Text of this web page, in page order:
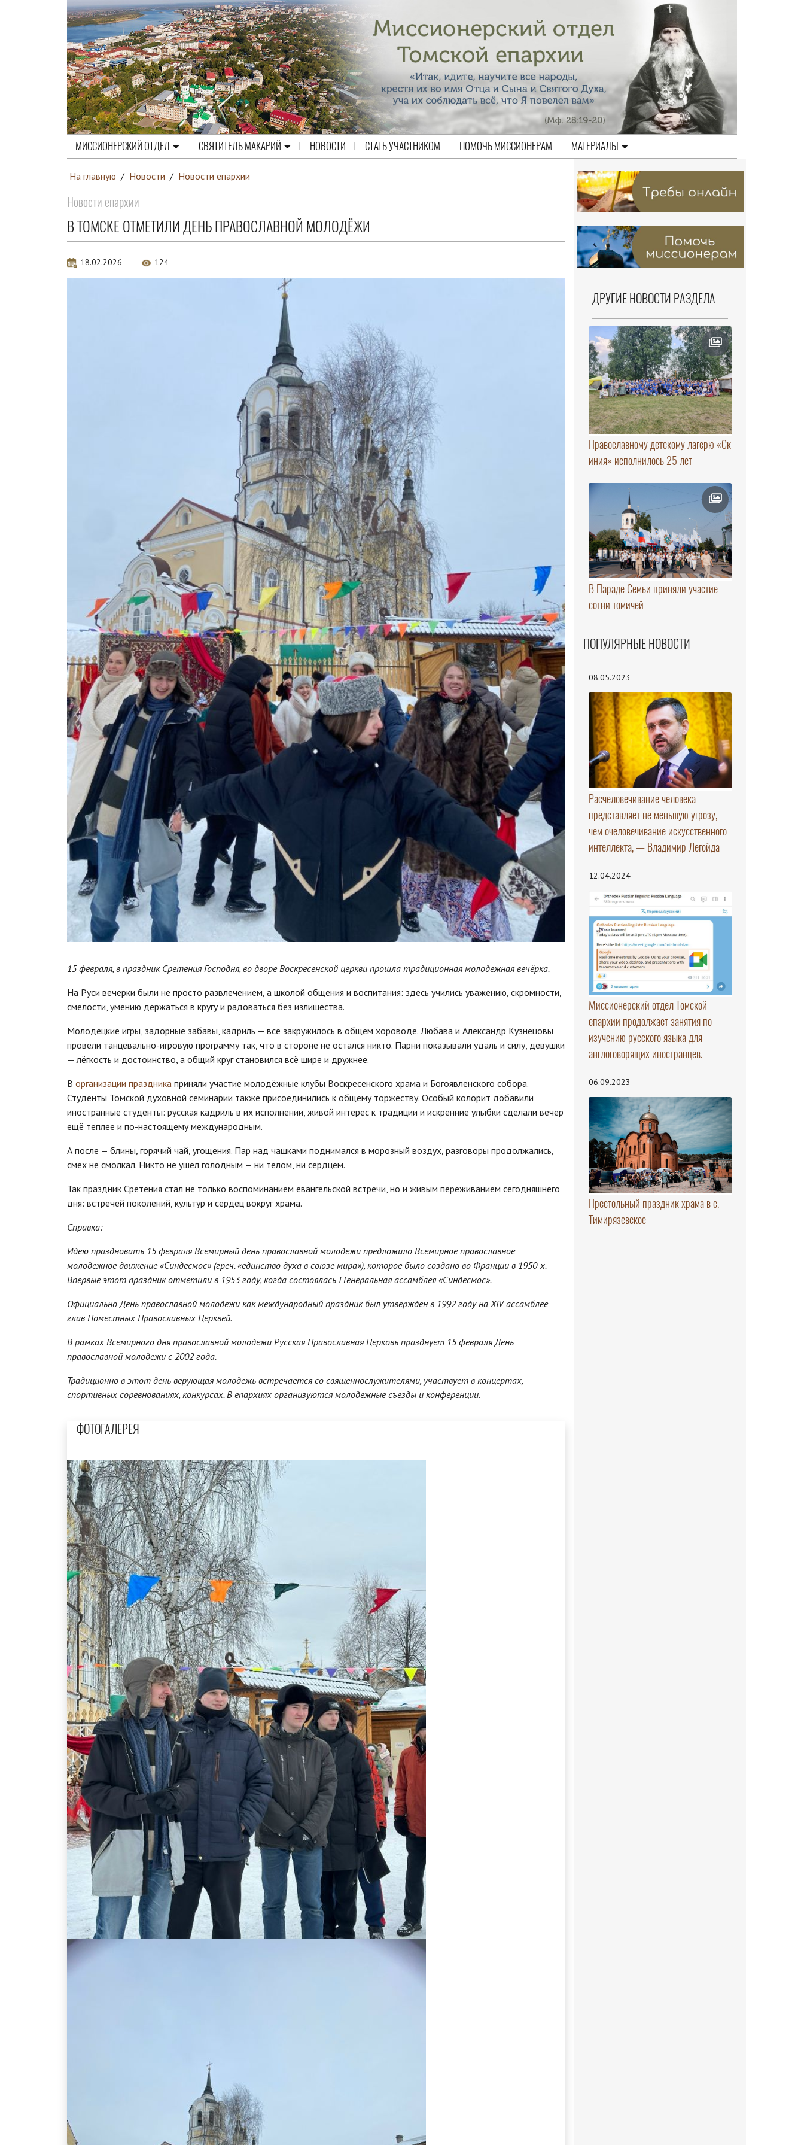
МИССИОНЕРСКИЙ ОТДЕЛ СВЯТИТЕЛЬ МАКАРИЙ НОВОСТИ СТАТЬ УЧАСТНИКОМ ПОМОЧЬ МИССИОНЕРАМ МАТЕРИАЛЫ
На главную / Новости / Новости епархии
Новости епархии
В ТОМСКЕ ОТМЕТИЛИ ДЕНЬ ПРАВОСЛАВНОЙ МОЛОДЁЖИ
18.02.2026 124
15 февраля, в праздник Сретения Господня, во дворе Воскресенской церкви прошла традиционная молодежная вечёрка.
На Руси вечерки были не просто развлечением, а школой общения и воспитания: здесь учились уважению, скромности,
смелости, умению держаться в кругу и радоваться без излишества.
Молодецкие игры, задорные забавы, кадриль — всё закружилось в общем хороводе. Любава и Александр Кузнецовы
провели танцевально-игровую программу так, что в стороне не остался никто. Парни показывали удаль и силу, девушки
— лёгкость и достоинство, а общий круг становился всё шире и дружнее.
В организации праздника приняли участие молодёжные клубы Воскресенского храма и Богоявленского собора.
Студенты Томской духовной семинарии также присоединились к общему торжеству. Особый колорит добавили
иностранные студенты: русская кадриль в их исполнении, живой интерес к традиции и искренние улыбки сделали вечер
ещё теплее и по-настоящему международным.
А после — блины, горячий чай, угощения. Пар над чашками поднимался в морозный воздух, разговоры продолжались,
смех не смолкал. Никто не ушёл голодным — ни телом, ни сердцем.
Так праздник Сретения стал не только воспоминанием евангельской встречи, но и живым переживанием сегодняшнего
дня: встречей поколений, культур и сердец вокруг храма.
Справка:
Идею праздновать 15 февраля Всемирный день православной молодежи предложило Всемирное православное
молодежное движение «Синдесмос» (греч. «единство духа в союзе мира»), которое было создано во Франции в 1950-х.
Впервые этот праздник отметили в 1953 году, когда состоялась I Генеральная ассамблея «Синдесмос».
Официально День православной молодежи как международный праздник был утвержден в 1992 году на XIV ассамблее
глав Поместных Православных Церквей.
В рамках Всемирного дня православной молодежи Русская Православная Церковь празднует 15 февраля День
православной молодежи с 2002 года.
Традиционно в этот день верующая молодежь встречается со священнослужителями, участвует в концертах,
спортивных соревнованиях, конкурсах. В епархиях организуются молодежные съезды и конференции.
ФОТОГАЛЕРЕЯ
ДРУГИЕ НОВОСТИ РАЗДЕЛА
Православному детскому лагерю «Ск
иния» исполнилось 25 лет
В Параде Семьи приняли участие
сотни томичей
ПОПУЛЯРНЫЕ НОВОСТИ
08.05.2023
Расчеловечивание человека
представляет не меньшую угрозу,
чем очеловечивание искусственного
интеллекта, — Владимир Легойда
12.04.2024
Миссионерский отдел Томской
епархии продолжает занятия по
изучению русского языка для
англоговорящих иностранцев.
06.09.2023
Престольный праздник храма в с.
Тимирязевское